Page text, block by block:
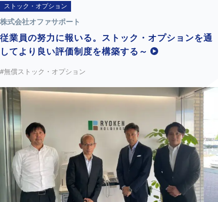
ストック・オプション
株式会社オファサポート
従業員の努力に報いる。ストック・オプションを通
してより良い評価制度を構築する～
#無償ストック・オプション